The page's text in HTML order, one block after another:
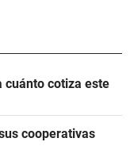
cuánto cotiza este
cooperativas